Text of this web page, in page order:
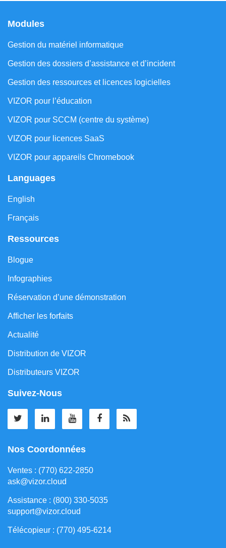
Modules
Gestion du matériel informatique
Gestion des dossiers d’assistance et d’incident
Gestion des ressources et licences logicielles
VIZOR pour l’éducation
VIZOR pour SCCM (centre du système)
VIZOR pour licences SaaS
VIZOR pour appareils Chromebook
Languages
English
Français
Ressources
Blogue
Infographies
Réservation d’une démonstration
Afficher les forfaits
Actualité
Distribution de VIZOR
Distributeurs VIZOR
Suivez-Nous
Nos Coordonnées
Ventes : (770) 622-2850
ask@vizor.cloud
Assistance : (800) 330-5035
support@vizor.cloud
Télécopieur : (770) 495-6214